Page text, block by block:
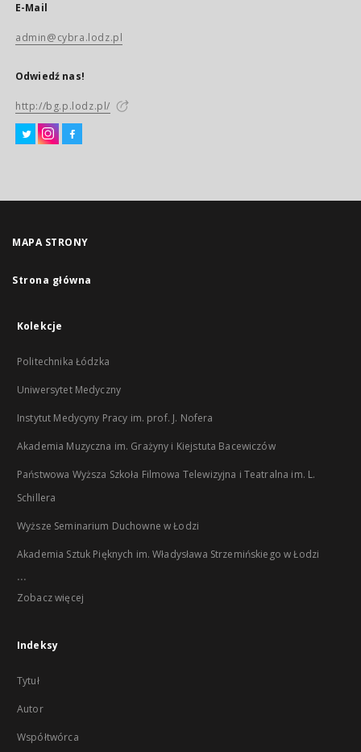
E-Mail
admin@cybra.lodz.pl
Odwiedź nas!
http://bg.p.lodz.pl/
MAPA STRONY
Strona główna
Kolekcje
Politechnika Łódzka
Uniwersytet Medyczny
Instytut Medycyny Pracy im. prof. J. Nofera
Akademia Muzyczna im. Grażyny i Kiejstuta Bacewiczów
Państwowa Wyższa Szkoła Filmowa Telewizyjna i Teatralna im. L.
Schillera
Wyższe Seminarium Duchowne w Łodzi
Akademia Sztuk Pięknych im. Władysława Strzemińskiego w Łodzi
...
Zobacz więcej
Indeksy
Tytuł
Autor
Współtwórca